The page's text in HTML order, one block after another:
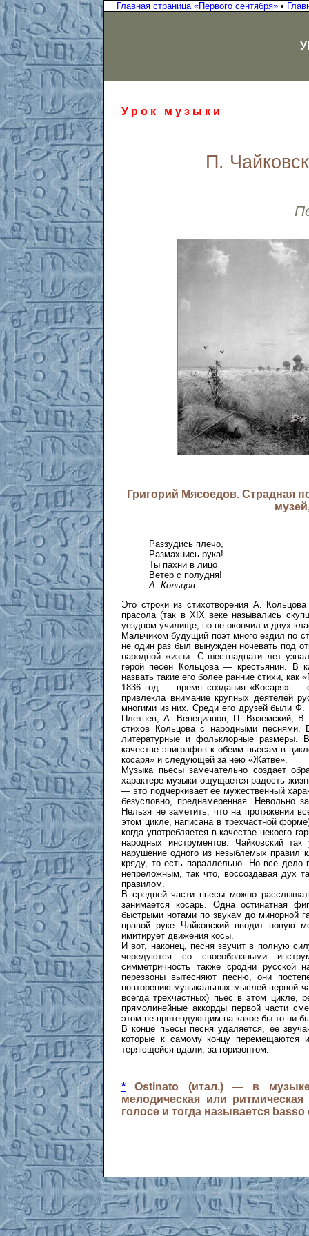
Главная страница «Первого сентября» •
У р о к м у з ы к и
П.
Григорий Мясоедов. Страдная
Раззудись плечо,
Размахнись рука!
Ты пахни в лицо
Ветер с полудня!
А. Кольцов
Это строки из стихотворения А.
прасола (так в XIX веке назывались
уездном училище, но не окончил и двух
Мальчиком будущий поэт много ездил по
не один раз был вынужден ночевать под
народной жизни. С шестнадцати лет
герой песен Кольцова — крестьянин. В
назвать такие его более ранние стихи,
1836 год — время создания «Косаря» —
привлекла внимание крупных деятелей
многими из них. Среди его друзей были
Плетнев, А. Ве­нецианов, П. Вяземский,
стихов Кольцова с народными песнями.
литературные и фольклорные размеры.
качестве эпиграфов к обеим пьесам в
косаря» и следующей за нею «Жатве».
Музыка пьесы замечательно создает
характере музыки ощущается радость
— это подчеркивает ее мужественный
безусловно, преднамеренная. Невольно
Нельзя не заметить, что на протяжении
этом цикле, написана в трехчастной
когда употребляется в качестве некоего
народных инструментов. Чайковский
нарушение одного из незыблемых правил
кряду, то есть параллельно. Но все
непреложным, так что, воссоздавая дух
правилом.
В средней части пьесы можно
занимается косарь. Одна остинатная
быстрыми нотами по звукам до минорной
правой руке Чайковский вводит новую
имитирует движения косы.
И вот, наконец, песня звучит в полную
чередуются со своеобразными
симметричность также сродни
перезвоны вытесняют песню, они
повторению музыкальных мыслей первой
всегда трехчастных) пьес в этом цикле,
прямолинейные аккорды первой части
этом не претендующим на какое бы то ни
В конце пьесы песня удаляется, ее
которые к самому концу перемещаются
теряющейся вдали, за горизонтом.
* Ostinato (итал.) — в
мелодическая или
голосе и тогда называется